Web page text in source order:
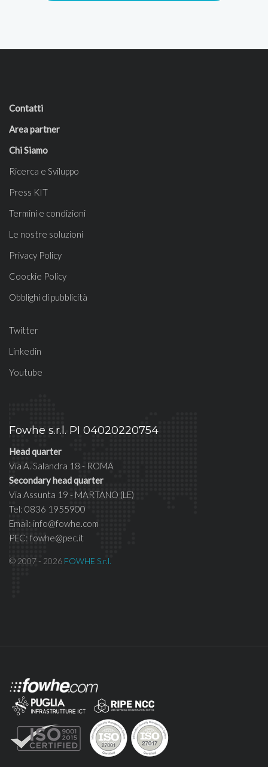
Contatti
Area partner
Chi Siamo
Ricerca e Sviluppo
Press KIT
Termini e condizioni
Le nostre soluzioni
Privacy Policy
Coockie Policy
Obblighi di pubblicità
Twitter
Linkedin
Youtube
Fowhe s.r.l. PI 04020220754
Head quarter
Via A. Salandra 18 - ROMA
Secondary head quarter
Via Assunta 19 - MARTANO (LE)
Tel: 0836 1955900
Email: info@fowhe.com
PEC: fowhe@pec.it
© 2007 - 2026 FOWHE S.r.l.